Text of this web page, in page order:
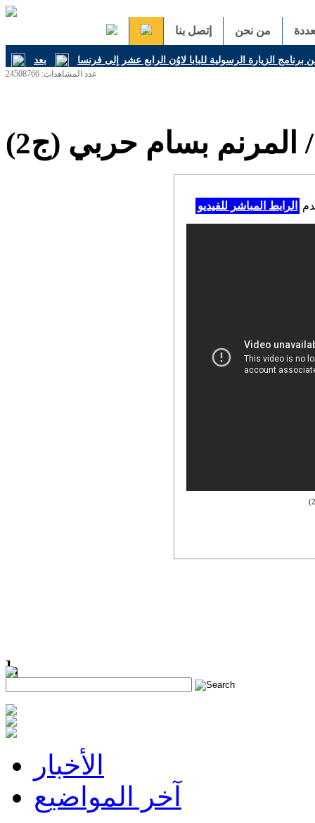
من نحن إتصل بنا
برنامج الزيارة الرسولية للبابا لاوُن الرابع عشر إلى فرنسا
عدد المشاهدات: 24508766
المرنم بسام حربي (ج2)
الرابط المباشر للفيديو
h
الأخبار
آخر المواضيع